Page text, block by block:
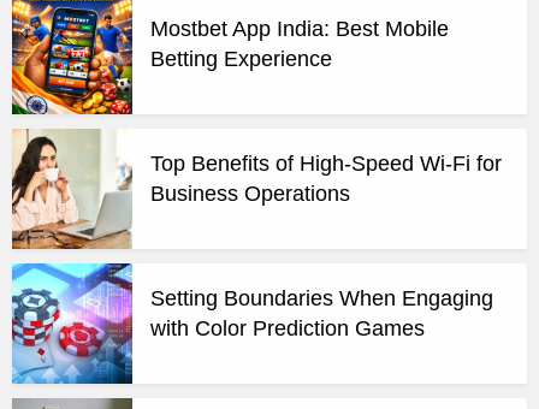
Mostbet App India: Best Mobile
Betting Experience
Top Benefits of High-Speed Wi-Fi for
Business Operations
Setting Boundaries When Engaging
with Color Prediction Games